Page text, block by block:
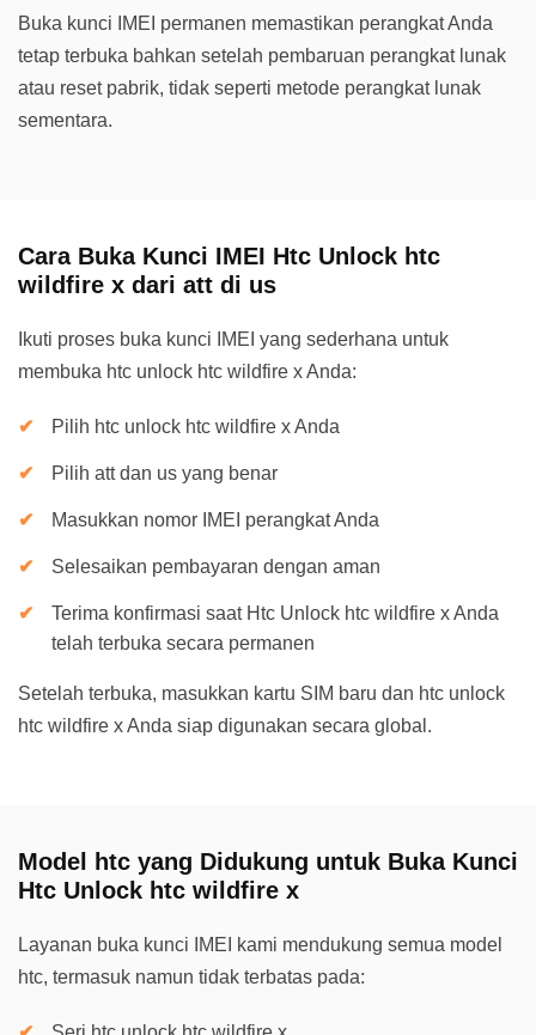
Buka kunci IMEI permanen memastikan perangkat Anda
tetap terbuka bahkan setelah pembaruan perangkat lunak
atau reset pabrik, tidak seperti metode perangkat lunak
sementara.
Cara Buka Kunci IMEI Htc Unlock htc
wildfire x dari att di us
Ikuti proses buka kunci IMEI yang sederhana untuk
membuka htc unlock htc wildfire x Anda:
Pilih htc unlock htc wildfire x Anda
Pilih att dan us yang benar
Masukkan nomor IMEI perangkat Anda
Selesaikan pembayaran dengan aman
Terima konfirmasi saat Htc Unlock htc wildfire x Anda
telah terbuka secara permanen
Setelah terbuka, masukkan kartu SIM baru dan htc unlock
htc wildfire x Anda siap digunakan secara global.
Model htc yang Didukung untuk Buka Kunci
Htc Unlock htc wildfire x
Layanan buka kunci IMEI kami mendukung semua model
htc, termasuk namun tidak terbatas pada: